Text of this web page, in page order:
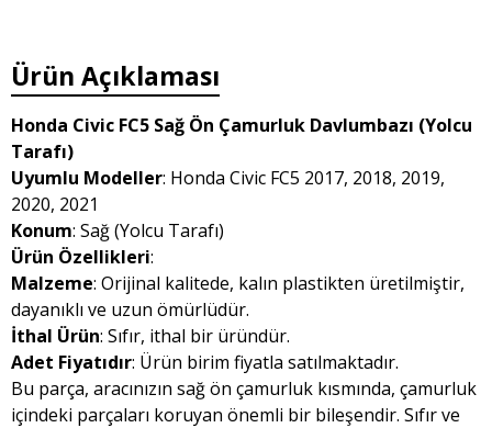
Ürün Açıklaması
Honda Civic FC5 Sağ Ön Çamurluk Davlumbazı (Yolcu
Tarafı)
Uyumlu Modeller: Honda Civic FC5 2017, 2018, 2019,
2020, 2021
Konum: Sağ (Yolcu Tarafı)
Ürün Özellikleri:
Malzeme: Orijinal kalitede, kalın plastikten üretilmiştir,
dayanıklı ve uzun ömürlüdür.
İthal Ürün: Sıfır, ithal bir üründür.
Adet Fiyatıdır: Ürün birim fiyatla satılmaktadır.
Bu parça, aracınızın sağ ön çamurluk kısmında, çamurluk
içindeki parçaları koruyan önemli bir bileşendir. Sıfır ve